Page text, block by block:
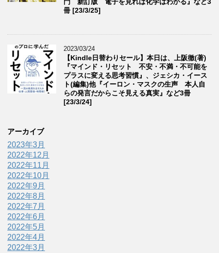
門 新訂版 電子を見れば化学はわかる』など3
冊 [23/3/25]
2023/03/24
【Kindle日替わりセール】本日は、上阪徹(著)
『マインド・リセット 不安・不満・不可能を
プラスに変える思考習慣』、ジェシカ・イース
ト(編集)他『イーロン・マスクの生声 本人自
らの発言だからこそ見える真実』など3冊
[23/3/24]
アーカイブ
2023年3月
2022年12月
2022年11月
2022年10月
2022年9月
2022年8月
2022年7月
2022年6月
2022年5月
2022年4月
2022年3月